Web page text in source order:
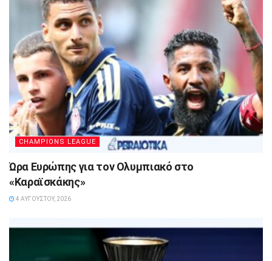
CHAMPIONS LEAGUE
Ώρα Ευρώπης για τον Ολυμπιακό στο
«Καραϊσκάκης»
4 ΑΥΓΟΎΣΤΟΥ, 2026